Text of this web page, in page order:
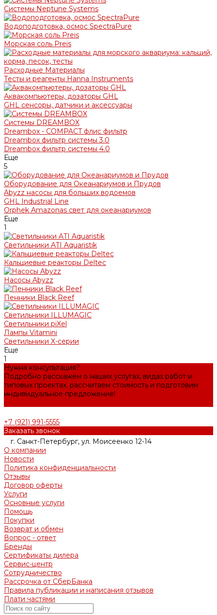
Системы Neptune Systems
Водоподготовка, осмос SpectraPure
Морская соль Preis
Расходные Материалы
Тесты и реагенты Hanna Instruments
Аквакомпьютеры, дозаторы GHL
GHL сенсоры, датчики и аксессуары
Системы DREAMBOX
Dreambox - COMPACT флис фильтр
Dreambox фильтр системы 3.0
Dreambox фильтр системы 4.0
Еще
5
Оборудование для Океанариумов и Прудов
Abyzz насосы для больших водоемов
GHL Industrial Line
Orphek Amazonas свет для океанариумов
Еще
1
Светильники ATI Aquaristik
Кальциевые реакторы Deltec
Насосы Abyzz
Пенники Black Reef
Светильники ILLUMAGIC
Светильники piXel
Лампы Vitamini
Светильники X-серии
Еще
1
Нужна консультация?
Подробно расскажем о наших услугах, видах работ и
типовых проектах, рассчитаем стоимость и подготовим
индивидуальное предложение!
+7 (921) 991-5555
Заказать звонок
г. Санкт-Петербург, ул. Моисеенко 12-14
О компании
Новости
Политика конфиденциальности
Отзывы
Договор оферты
Услуги
Основные услуги
Помощь
Покупки
Возврат и обмен
Вопрос - ответ
Бренды
Сертификаты дилера
Сервис-центр
Сотрудничество
Рассрочка от СберБанка
Правила публикации и написания отзывов
Плати частями